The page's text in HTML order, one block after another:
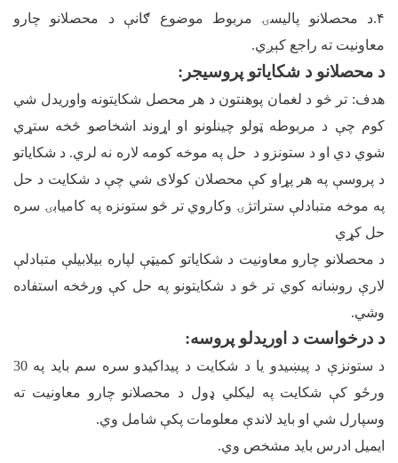
۴.د محصلانو پالیسۍ مربوط موضوع ګانې د محصلانو چارو
معاونیت ته راجع کېږي.
د محصلانو د شکایاتو پروسیجر:
هدف: تر څو د لغمان پوهنتون د هر محصل شکایتونه واوریدل شي
کوم چې د مربوطه ټولو چینلونو او اړوند اشخاصو څخه ستړي
شوي دي او د ستونزو د حل په موخه کومه لاره نه لري. د شکایاتو
د پروسې په هر پړاو کې محصلان کولای شي چې د شکایت د حل
په موخه متبادلې ستراتژۍ وکاروي تر څو ستونزه په کامیابۍ سره
حل کړي
د محصلانو چارو معاونيت د شکاياتو کميټې لپاره بيلابيلې متبادلې
لارې روښانه کوي تر څو د شکايتونو په حل کې ورڅخه استفاده
وشي.
د درخواست د اوريدلو پروسه:
د ستونزې د پيښيدو يا د شکايت د پيداکيدو سره سم بايد په 30
ورځو کې شکايت په ليکلي ډول د محصلانو چارو معاونيت ته
وسپارل شي او بايد لاندې معلومات پکې شامل وي.
ايميل ادرس بايد مشخص وي.